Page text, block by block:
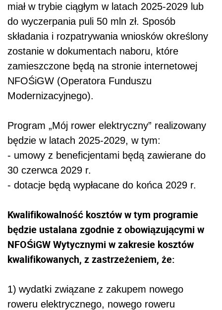
miał w trybie ciągłym w latach 2025-2029 lub
do wyczerpania puli 50 mln zł. Sposób
składania i rozpatrywania wniosków określony
zostanie w dokumentach naboru, które
zamieszczone będą na stronie internetowej
NFOŚiGW (Operatora Funduszu
Modernizacyjnego).
Program „Mój rower elektryczny” realizowany
będzie w latach 2025-2029, w tym:
- umowy z beneficjentami będą zawierane do
30 czerwca 2029 r.
- dotacje będą wypłacane do końca 2029 r.
Kwalifikowalność kosztów w tym programie
będzie ustalana zgodnie z obowiązującymi w
NFOŚiGW Wytycznymi w zakresie kosztów
kwalifikowanych, z zastrzeżeniem, że:
1) wydatki związane z zakupem nowego
roweru elektrycznego, nowego roweru